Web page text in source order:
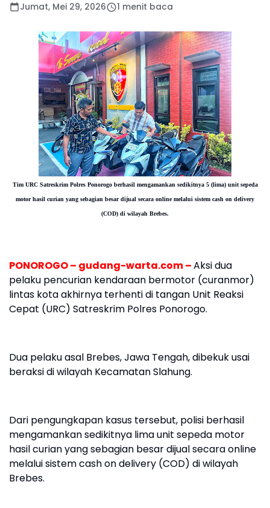
Jumat, Mei 29, 2026 1 menit baca
Tim URC Satreskrim Polres Ponorogo berhasil mengamankan sedikitnya 5 (lima) unit sepeda
motor hasil curian yang sebagian besar dijual secara online melalui sistem cash on delivery
(COD) di wilayah Brebes.
PONOROGO – gudang-warta.com –Aksi dua
pelaku pencurian kendaraan bermotor (curanmor)
lintas kota akhirnya terhenti di tangan Unit Reaksi
Cepat (URC) Satreskrim Polres Ponorogo.
Dua pelaku asal Brebes, Jawa Tengah, dibekuk usai
beraksi di wilayah Kecamatan Slahung.
Dari pengungkapan kasus tersebut, polisi berhasil
mengamankan sedikitnya lima unit sepeda motor
hasil curian yang sebagian besar dijual secara online
melalui sistem cash on delivery (COD) di wilayah
Brebes.